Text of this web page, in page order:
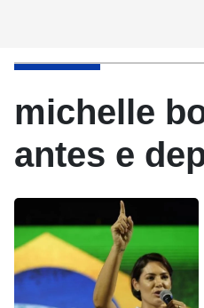
michelle
antes e